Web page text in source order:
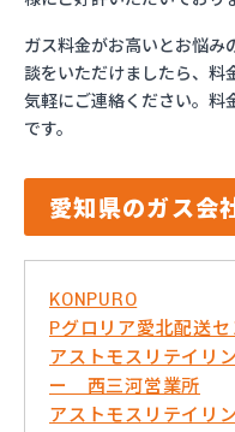
ガス料金がお高いとお悩み
談をいただけましたら、料
気軽にご連絡ください。料
です。
愛知県のガス会
KONPURO
Pグロリア愛北配送セ
アストモスリテイリ
ー 西三河営業所
アストモスリテイリ